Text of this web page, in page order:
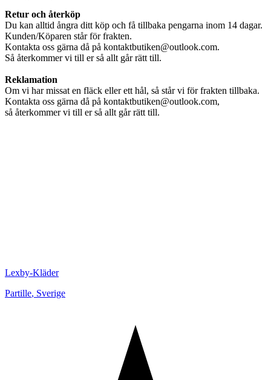
Retur och återköp
Du kan alltid ångra ditt köp och få tillbaka pengarna inom 14 dagar.
Kunden/Köparen står för frakten.
Kontakta oss gärna då på kontaktbutiken@outlook.com.
Så återkommer vi till er så allt går rätt till.
Reklamation
Om vi har missat en fläck eller ett hål, så står vi för frakten tillbaka.
Kontakta oss gärna då på kontaktbutiken@outlook.com,
så återkommer vi till er så allt går rätt till.
Lexby-Kläder
Partille, Sverige